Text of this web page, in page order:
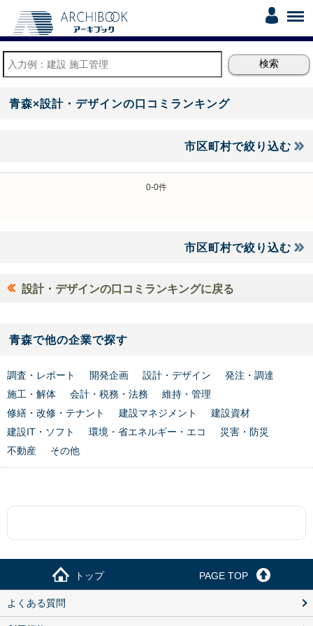
青森×設計・デザインの口コミランキング
市区町村で絞り込む
0-0件
市区町村で絞り込む
設計・デザインの口コミランキングに戻る
青森で他の企業で探す
調査・レポート 開発企画 設計・デザイン
発注・調達
施工・解体
会計・税務・法務
維持・管理
修繕・改修・テナント
建設マネジメント
建設資材
建設IT・ソフト
環境・省エネルギー・エコ
災害・防災
不動産
その他
トップ PAGE TOP
よくある質問